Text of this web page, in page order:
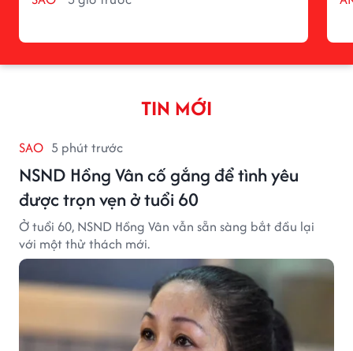
TIN MỚI
SAO 5 phút trước
NSND Hồng Vân cố gắng để tình yêu
được trọn vẹn ở tuổi 60
Ở tuổi 60, NSND Hồng Vân vẫn sẵn sàng bắt đầu lại
với một thử thách mới.